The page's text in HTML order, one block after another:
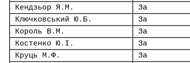
Кендзьор Я.М.
За
Ключковський Ю.Б.
За
Король В.М.
За
Костенко Ю.І.
За
Круць М.Ф.
За